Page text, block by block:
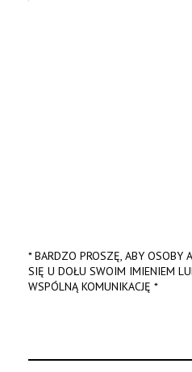
* BARDZO PROSZĘ, ABY OSOBY
SIĘ U DOŁU SWOIM IMIENIEM
WSPÓLNĄ KOMUNIKACJĘ *